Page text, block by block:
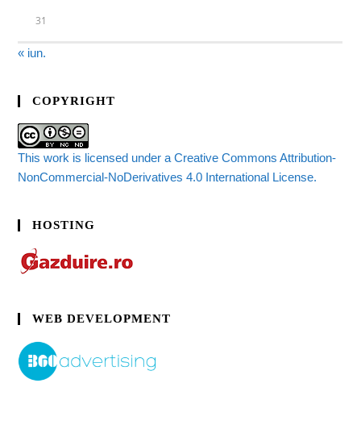
31
« iun.
COPYRIGHT
This work is licensed under a Creative Commons Attribution-
NonCommercial-NoDerivatives 4.0 International License.
HOSTING
WEB DEVELOPMENT